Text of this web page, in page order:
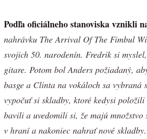
Podľa oficiálneho stanoviska vznikli
nahrávku The Arrival Of The Fimbul
svojich 50. narodenín. Fredrik si
gitare. Potom bol Anders požiadaný,
basge a Clinta na vokáloch sa
vypočuť si skladby, ktoré kedysi
bavili a uvedomili si, že majú
v hraní a nakoniec nahrať nové